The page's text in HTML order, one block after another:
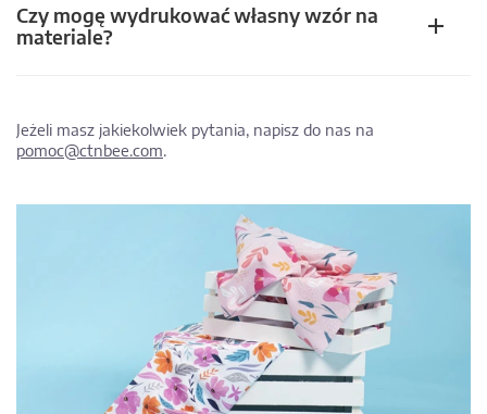
Czy mogę wydrukować własny wzór na
materiale?
Jeżeli masz jakiekolwiek pytania, napisz do nas na
pomoc@ctnbee.com.